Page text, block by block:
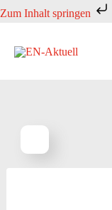
Zum Inhalt springen
Zum
springen